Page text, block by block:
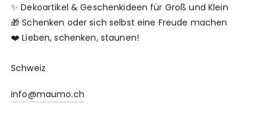
✨ Dekoartikel & Geschenkideen für Groß und Klein
🎁 Schenken oder sich selbst eine Freude machen
❤️ Lieben, schenken, staunen!
Schweiz
info@maumo.ch